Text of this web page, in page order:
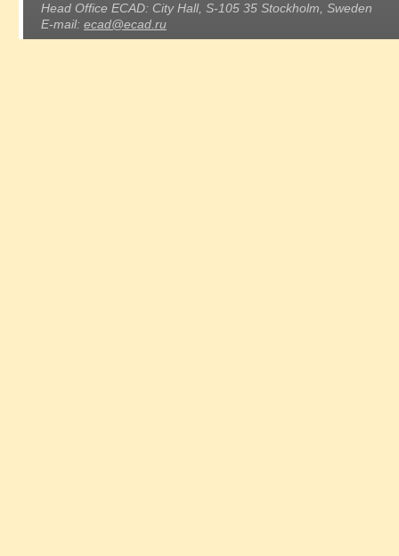
Head Office ECAD: City Hall, S-105 35 Stockholm, Sweden
E-mail: ecad@ecad.ru